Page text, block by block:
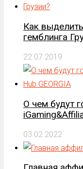
Как
гемблинга
22.07.2019
О чем будут
03.02.2022